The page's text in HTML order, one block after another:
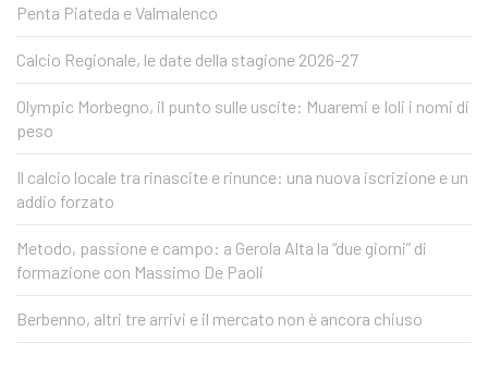
Penta Piateda e Valmalenco
Calcio Regionale, le date della stagione 2026-27
Olympic Morbegno, il punto sulle uscite: Muaremi e Ioli i nomi di
peso
Il calcio locale tra rinascite e rinunce: una nuova iscrizione e un
addio forzato
Metodo, passione e campo: a Gerola Alta la “due giorni” di
formazione con Massimo De Paoli
Berbenno, altri tre arrivi e il mercato non è ancora chiuso